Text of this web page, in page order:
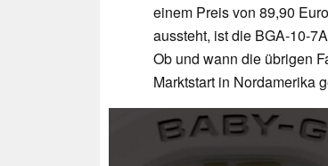
einem Preis von 89,90
aussteht, ist die BGA-10-
Ob und wann die übrigen
Marktstart in Nordamerika